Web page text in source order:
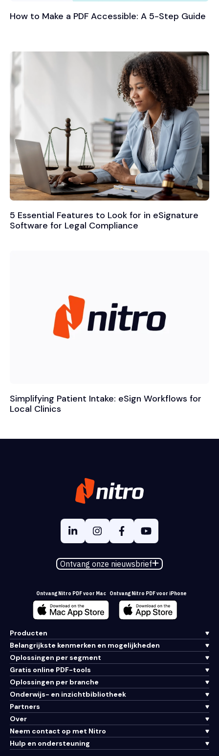
How to Make a PDF Accessible: A 5-Step Guide
5 Essential Features to Look for in eSignature
Software for Legal Compliance
Simplifying Patient Intake: eSign Workflows for
Local Clinics
Ontvang onze nieuwsbrief
Ontvang Nitro PDF voor Mac Ontvang Nitro PDF voor iPhone
Producten
Belangrijkste kenmerken en mogelijkheden
Oplossingen per segment
Gratis online PDF-tools
Oplossingen per branche
Onderwijs- en inzichtbibliotheek
Partners
Over
Neem contact op met Nitro
Hulp en ondersteuning